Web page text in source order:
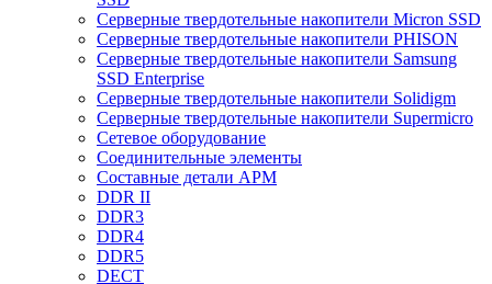
Cерверные твердотельные накопители Micron SSD
Cерверные твердотельные накопители PHISON
Cерверные твердотельные накопители Samsung
SSD Enterprise
Cерверные твердотельные накопители Solidigm
Cерверные твердотельные накопители Supermicro
Cетевое оборудование
Cоединительные элементы
Cоставные детали АРМ
DDR II
DDR3
DDR4
DDR5
DECT